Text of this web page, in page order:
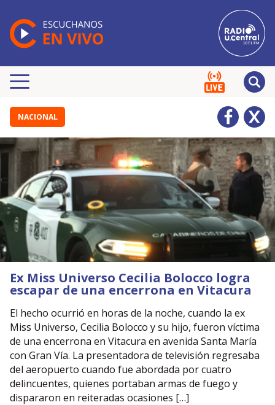
NACIONAL
Ex Miss Universo Cecilia Bolocco logra
escapar de una encerrona en Vitacura
El hecho ocurrió en horas de la noche, cuando la ex
Miss Universo, Cecilia Bolocco y su hijo, fueron víctima
de una encerrona en Vitacura en avenida Santa María
con Gran Vía. La presentadora de televisión regresaba
del aeropuerto cuando fue abordada por cuatro
delincuentes, quienes portaban armas de fuego y
dispararon en reiteradas ocasiones […]